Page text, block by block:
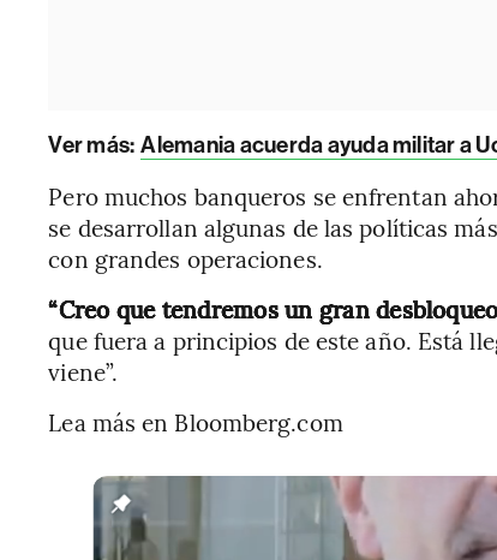
Ver más: Alemania acuerda ayuda militar a
Pero muchos banqueros se enfrentan
se desarrollan algunas de las políticas
con grandes operaciones.
“Creo que tendremos un gran
que fuera a principios de este año. Está
viene”.
Lea más en Bloomberg.com